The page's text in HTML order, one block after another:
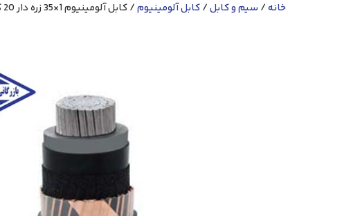
خانه/ سیم و کابل/کابل آلومینیوم/ کابل آلومینیوم 1×35 زره دار 20 کیلو ولت سیمکو NA2XSYBY